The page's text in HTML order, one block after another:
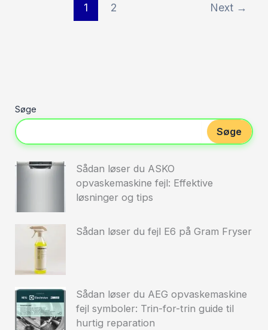
1 2 Next →
Søge
Søge
Sådan løser du ASKO
opvaskemaskine fejl: Effektive
løsninger og tips
Sådan løser du fejl E6 på Gram Fryser
Sådan løser du AEG opvaskemaskine
fejl symboler: Trin-for-trin guide til
hurtig reparation